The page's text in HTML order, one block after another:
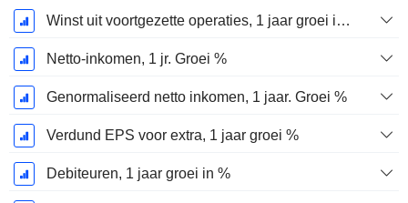
Winst uit voortgezette operaties, 1 jaar groei in %
Netto-inkomen, 1 jr. Groei %
Genormaliseerd netto inkomen, 1 jaar. Groei %
Verdund EPS voor extra, 1 jaar groei %
Debiteuren, 1 jaar groei in %